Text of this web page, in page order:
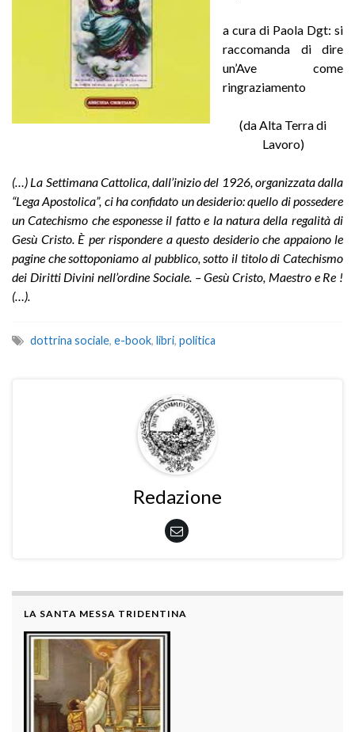
a cura di Paola Dgt: si
raccomanda di dire
un’Ave come
ringraziamento
(da Alta Terra di
Lavoro)
(…) La Settimana Cattolica, dall’inizio del 1926, organizzata dalla
“Lega Apostolica”, ci ha confidato un desiderio: quello di possedere
un Catechismo che esponesse il fatto e la natura della regalità di
Gesù Cristo. È per rispondere a questo desiderio che appaiono le
pagine che sottoponiamo al pubblico, sotto il titolo di Catechismo
dei Diritti Divini nell’ordine Sociale. – Gesù Cristo, Maestro e Re !
(…).
dottrina sociale, e-book, libri, politica
Redazione
LA SANTA MESSA TRIDENTINA